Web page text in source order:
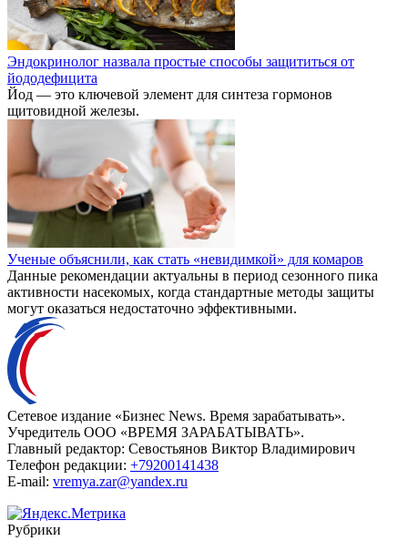
Эндокринолог назвала простые способы защититься от
йододефицита
Йод — это ключевой элемент для синтеза гормонов
щитовидной железы.
Ученые объяснили, как стать «невидимкой» для комаров
Данные рекомендации актуальны в период сезонного пика
активности насекомых, когда стандартные методы защиты
могут оказаться недостаточно эффективными.
Сетевое издание «Бизнес News. Время зарабатывать».
Учредитель ООО «ВРЕМЯ ЗАРАБАТЫВАТЬ».
Главный редактор: Севостьянов Виктор Владимирович
Телефон редакции: +79200141438
E-mail: vremya.zar@yandex.ru
Рубрики